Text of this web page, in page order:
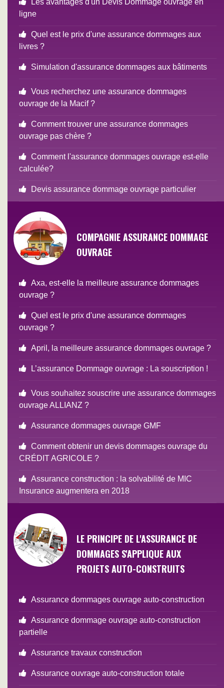
Les avantages d'un Devis Dommage ouvrage en
ligne
Quel est le prix d'une assurance dommages aux
livres ?
Simulation d'assurance dommages aux bâtiments
Vous recherchez une assurance dommages
ouvrage de la Macif ?
Comment trouver une assurance dommages
ouvrage pas chère ?
Comment l'assurance dommages ouvrage est-elle
calculée?
Devis assurance dommage ouvrage particulier
COMPAGNIE ASSURANCE DOMMAGE
OUVRAGE
Axa, est-elle la meilleure assurance dommages
ouvrage ?
Quel est le prix d'une assurance dommages
ouvrage ?
April, la meilleure assurance dommages ouvrage ?
L’assurance Dommage ouvrage : La souscription !
Vous souhaitez souscrire une assurance dommages
ouvrage ALLIANZ ?
Assurance dommages ouvrage GMF
Comment obtenir un devis dommages ouvrage du
CRÉDIT AGRICOLE ?
Assurance construction : la solvabilité de MIC
Insurance augmentera en 2018
LE PRINCIPE DE L'ASSURANCE DE
DOMMAGES S'APPLIQUE AUX
PROJETS AUTO-CONSTRUITS
Assurance dommages ouvrage auto-construction
Assurance dommage ouvrage auto-construction
partielle
Assurance travaux construction
Assurance ouvrage auto-construction totale